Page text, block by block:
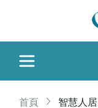
首頁 智慧人居